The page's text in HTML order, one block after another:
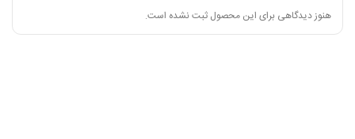
هنوز دیدگاهی برای این محصول ثبت نشده است.